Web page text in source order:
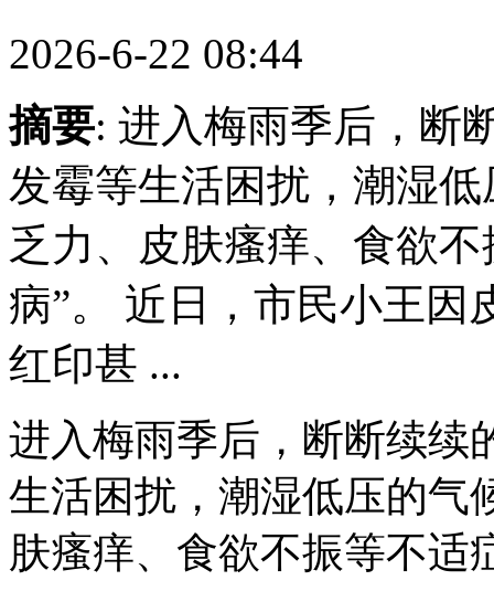
2026-6-22 08:44
摘要: 进入梅雨季后，断
发霉等生活困扰，潮湿
乏力、皮肤瘙痒、食欲
病”。 近日，市民小王因
红印甚 ...
进入梅雨季后，断断续续
生活困扰，潮湿低压的气
肤瘙痒、食欲不振等不适